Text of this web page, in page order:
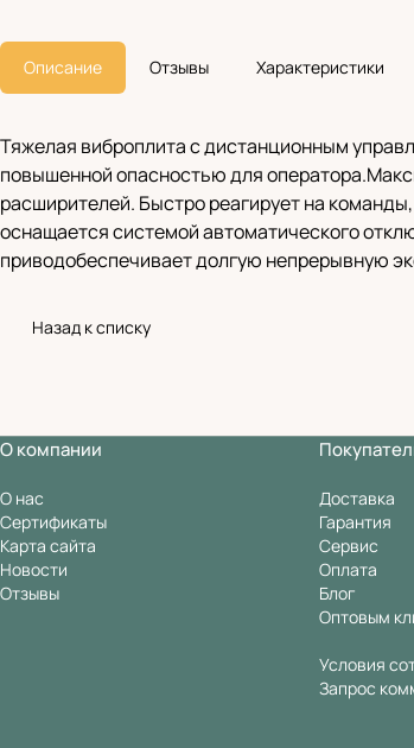
Описание Отзывы Характеристики
Тяжелая виброплита с дистанционным
повышенной опасностью для
расширителей. Быстро реагирует на
оснащается системой автоматического
приводобеспечивает долгую непрерывную
Назад к списку
О компании
О нас
Сертификаты
Карта сайта
Новости
Отзывы
Доставка
Гарантия
Сервис
Оплата
Блог
Оптовым
Условия
Запрос